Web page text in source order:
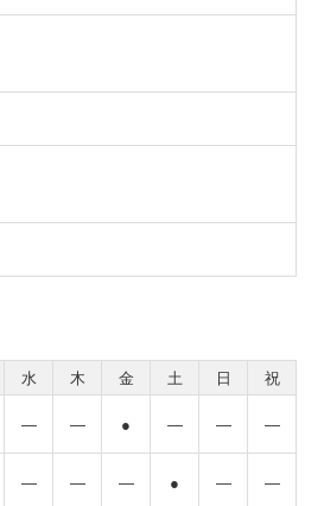
水 木 金 土 日
祝
― ― ● ― ― ―
― ― ― ● ― ―